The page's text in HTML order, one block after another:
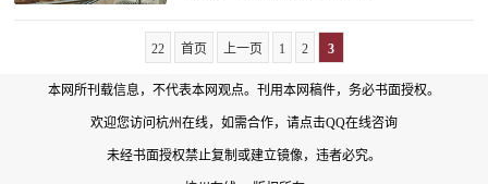
22 首页 上一页 1 2 3
本网所刊载信息，不代表本网观点。刊用本网稿件，务必书面授权。
欢迎您访问杭州在线，如需合作， 请点击QQ在线咨询
未经书面授权禁止复制或建立镜像，违者必究。